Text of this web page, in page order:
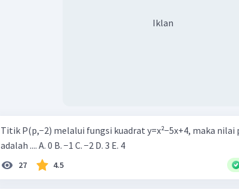
Iklan
Titik P(p,−2) melalui fungsi kuadrat y=x²−5x+4, maka nilai
adalah .... A. 0 B. −1 C. −2 D. 3 E. 4
27 4.5